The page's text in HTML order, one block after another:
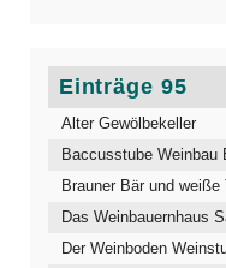
Einträge 95
Alter Gewölbekeller
Baccusstube Weinbau
Brauner Bär und
Das Weinbauernhaus
Der Weinboden